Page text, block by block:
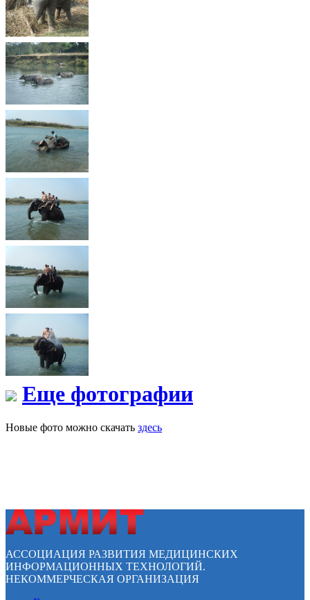
Еще фотографии
Новые фото можно скачать здесь
АССОЦИАЦИЯ РАЗВИТИЯ МЕДИЦИНСКИХ
ИНФОРМАЦИОННЫХ ТЕХНОЛОГИЙ.
НЕКОММЕРЧЕСКАЯ ОРГАНИЗАЦИЯ